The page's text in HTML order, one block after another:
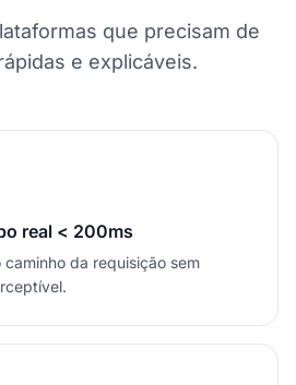
que precisam de
e explicáveis.
real < 200ms
da requisição sem